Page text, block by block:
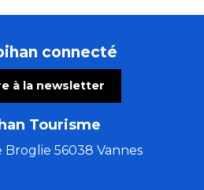
connecté
à la newsletter
Tourisme
Broglie 56038 Vannes